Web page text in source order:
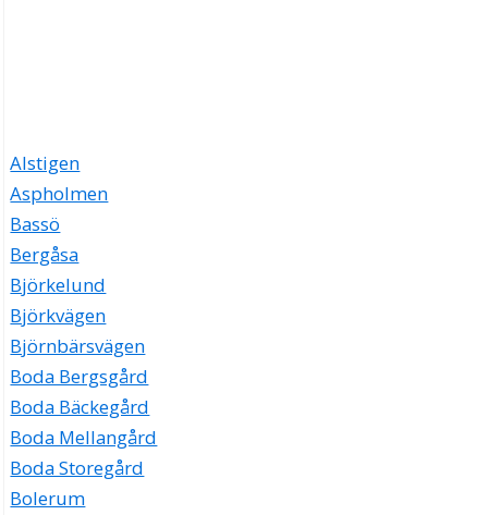
Alstigen
Aspholmen
Bassö
Bergåsa
Björkelund
Björkvägen
Björnbärsvägen
Boda Bergsgård
Boda Bäckegård
Boda Mellangård
Boda Storegård
Bolerum